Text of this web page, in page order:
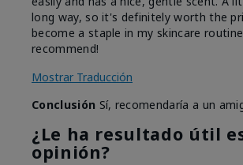
long way, so it's definitely worth the
become a staple in my skincare
recommend!
Mostrar Traducción
Conclusión Sí, recomendaría a un
¿Le ha resultado útil
opinión?